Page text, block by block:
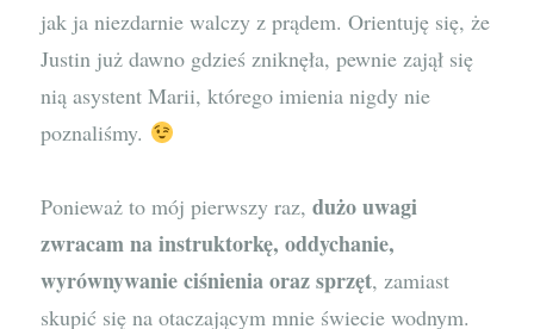
jak ja niezdarnie walczy z prądem. Orientuję się, że
Justin już dawno gdzieś zniknęła, pewnie zajął się
nią asystent Marii, którego imienia nigdy nie
poznaliśmy.
Ponieważ to mój pierwszy raz,dużo uwagi
zwracam na instruktorkę, oddychanie,
wyrównywanie ciśnienia oraz sprzęt, zamiast
skupić się na otaczającym mnie świecie wodnym.